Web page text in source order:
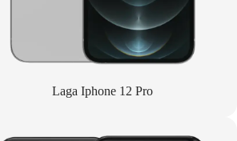
Laga Iphone 12 Pro